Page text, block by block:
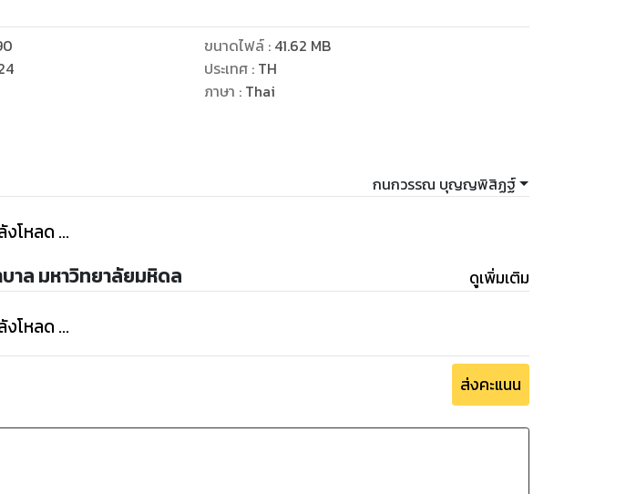
บบทความแล้ว ยังมีการแสดงการตรวจร่างกาย ตลอดจนอาการแสดงของผู้ป่วย
ทำให้การเรียนรู้เร็วมากขึ้น เพราะได้เห็นตัวอย่างจริง อย่างไรก็ตาม ร่างกายมนุษย์
มีความหลากหลายและซับซ้อน ตำรานี้ครอบคลุมเนื้อหาเพียงขั้นพื้นฐาน จึงขอ
เติมต่อไป
ขนาดไฟล์: 41.62 MB
ประเทศ : TH
ภาษา : Thai
กนกวรรณ บุญญพิสิฏฐ์
งโหลด ...
ล มหาวิทยาลัยมหิดล ดูเพิ่มเติม
งโหลด ...
ส่งคะแนน